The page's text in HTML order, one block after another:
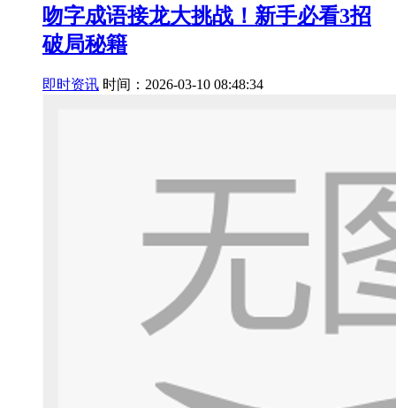
吻字成语接龙大挑战！新手必看3招
破局秘籍
即时资讯 时间：2026-03-10 08:48:34